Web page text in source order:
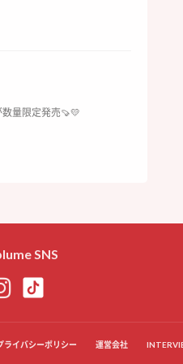
量限定発売🍠💛
SNS
ライバシーポリシー 運営会社